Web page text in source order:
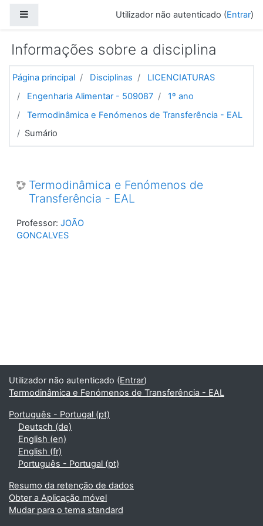
Utilizador não autenticado (Entrar)
Informações sobre a disciplina
Página principal Disciplinas
LICENCIATURAS
Engenharia Alimentar - 509087
1º ano
Termodinâmica e Fenómenos de Transferência - EAL
Sumário
Termodinâmica e Fenómenos de
Transferência - EAL
Professor: JOÃO
GONCALVES
Utilizador não autenticado (Entrar)
Termodinâmica e Fenómenos de Transferência - EAL
Português - Portugal ‎(pt)‎
Deutsch ‎(de)‎
English ‎(en)‎
English ‎(fr)‎
Português - Portugal ‎(pt)‎
Resumo da retenção de dados
Obter a Aplicação móvel
Mudar para o tema standard